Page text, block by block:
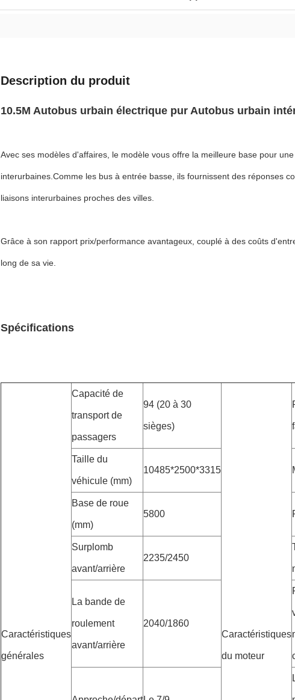
Description du produit
10.5M Autobus urbain électrique pur Autobus urbain
Avec ses modèles d'affaires, le modèle vous offre la meilleure base pour
interurbaines.Comme les bus à entrée basse, ils fournissent des réponses
liaisons interurbaines proches des villes.
Grâce à son rapport prix/performance avantageux, couplé à des coûts
long de sa vie.
Spécifications
Caractéristiques
générales
Capacité de
transport de
passagers
94 (20 à 30
sièges)
Caractéristiques
du moteur
Taille du
véhicule (mm)
10485*2500*3315
Base de roue
(mm)
5800
Surplomb
avant/arrière
2235/2450
La bande de
roulement
avant/arrière
2040/1860